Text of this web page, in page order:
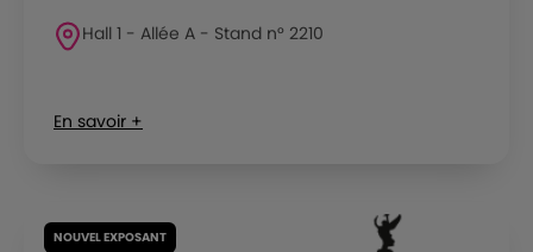
Hall 1 - Allée A - Stand n° 2210
En savoir +
NOUVEL EXPOSANT